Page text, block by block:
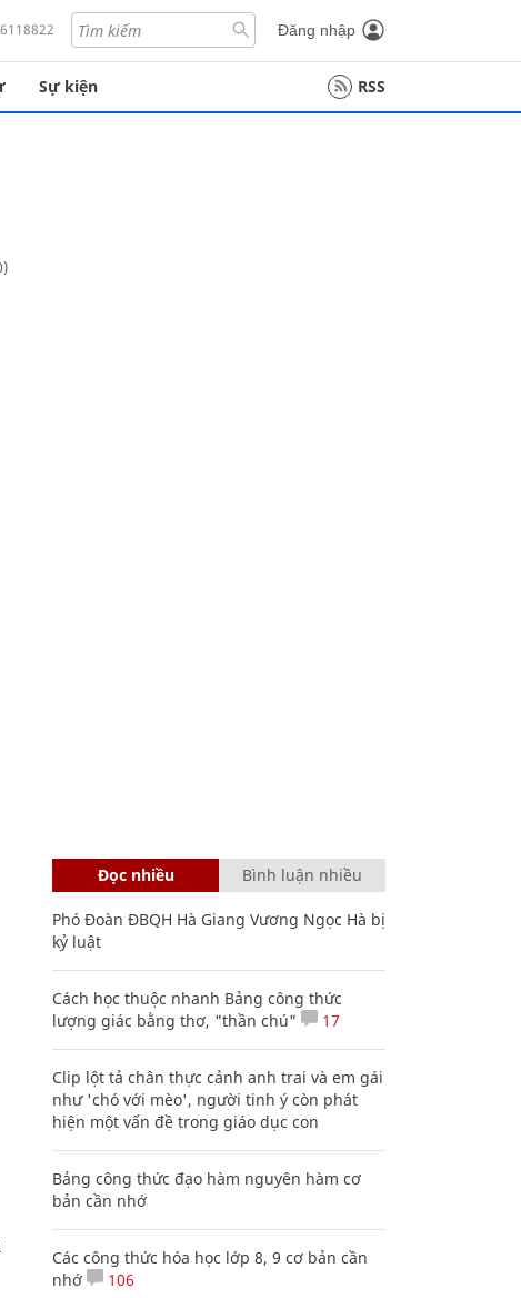
Đăng nhập
Sự kiện RSS
Đọc nhiều Bình luận nhiều
Phó Đoàn ĐBQH Hà Giang Vương Ngọc Hà bị
kỷ luật
Cách học thuộc nhanh Bảng công thức
lượng giác bằng thơ, "thần chú"
17
Clip lột tả chân thực cảnh anh trai và em gái
như 'chó với mèo', người tinh ý còn phát
hiện một vấn đề trong giáo dục con
Bảng công thức đạo hàm nguyên hàm cơ
bản cần nhớ
Các công thức hóa học lớp 8, 9 cơ bản cần
nhớ
106